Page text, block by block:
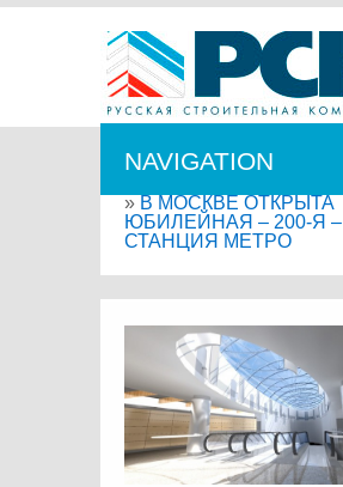
NAVIGATION
» В МОСКВЕ ОТКРЫТА
ЮБИЛЕЙНАЯ – 200-Я –
СТАНЦИЯ МЕТРО